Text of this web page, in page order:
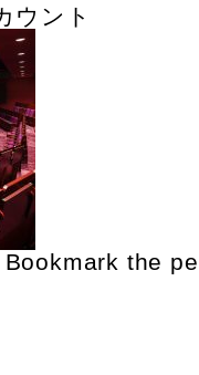
ウント
the